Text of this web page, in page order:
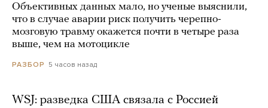
Объективных данных мало, но ученые выяснили,
что в случае аварии риск получить черепно-
мозговую травму окажется почти в четыре раза
выше, чем на мотоцикле
РАЗБОР 5 часов назад
WSJ: разведка США связала с Россией